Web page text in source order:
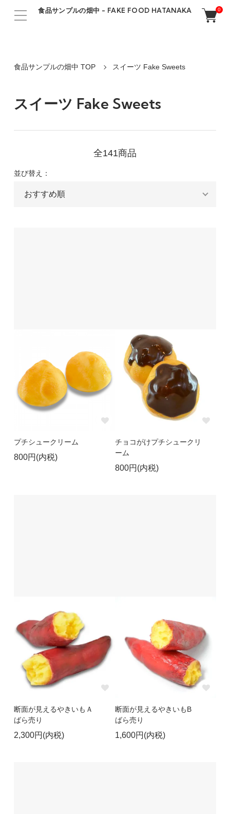
食品サンプルの畑中 - FAKE FOOD HATANAKA 0
食品サンプルの畑中 TOP スイーツ Fake Sweets
スイーツ Fake Sweets
全141商品
並び替え：
プチシュークリーム
800円(内税)
チョコがけプチシュークリ
ーム
800円(内税)
断面が見えるやきいもＡ
ばら売り
2,300円(内税)
断面が見えるやきいもB
ばら売り
1,600円(内税)